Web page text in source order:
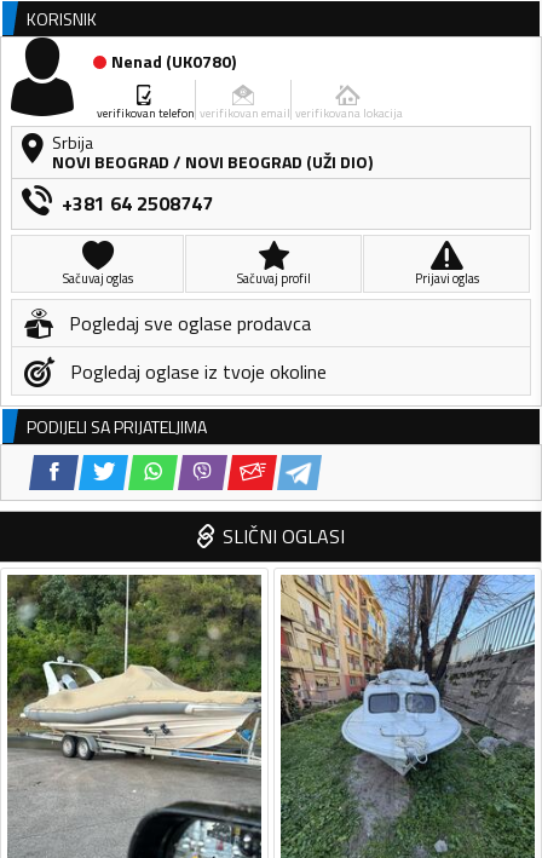
KORISNIK
Nenad (UK0780)
verifikovan telefon verifikovan email verifikovana lokacija
Srbija
NOVI BEOGRAD/ NOVI BEOGRAD (UŽI DIO)
+381 64 2508747
Sačuvaj oglas Sačuvaj profil Prijavi oglas
Pogledaj sve oglase prodavca
Pogledaj oglase iz tvoje okoline
PODIJELI SA PRIJATELJIMA
SLIČNI OGLASI